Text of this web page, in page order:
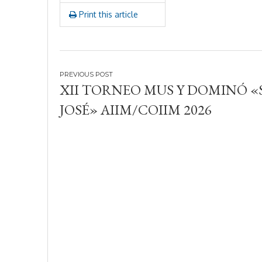
6
Print this article
Navegación
de
entradas
XII TORNEO MUS Y DOMINÓ
JOSÉ» AIIM/COIIM 2026